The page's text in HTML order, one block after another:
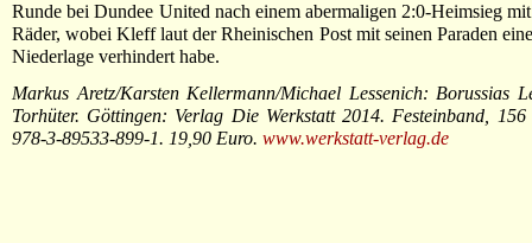
Runde bei Dundee United nach einem abermaligen 2:0-Heimsieg
Räder, wobei Kleff laut der Rheinischen Post mit seinen Paraden
Niederlage verhindert habe.
Markus Aretz/Karsten Kellermann/Michael Lessenich: Borussias
Torhüter. Göttingen: Verlag Die Werkstatt 2014. Festeinband, 156
978-3-89533-899-1. 19,90 Euro. www.werkstatt-verlag.de